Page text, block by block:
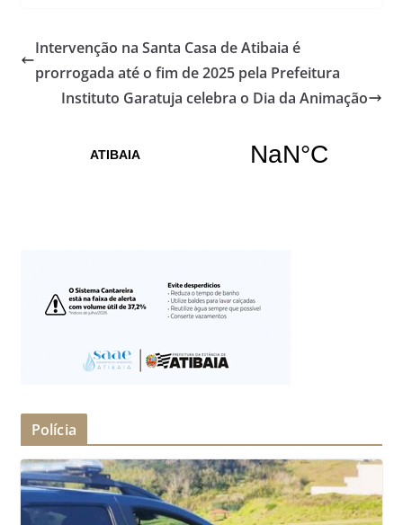
Intervenção na Santa Casa de Atibaia é
prorrogada até o fim de 2025 pela Prefeitura
Instituto Garatuja celebra o Dia da Animação
Polícia